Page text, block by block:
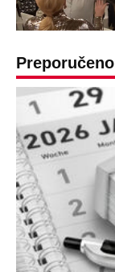
Preporučeno